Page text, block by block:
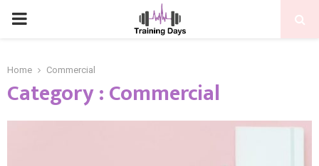
PRIMARY
Home Commercial
Category : Commercial